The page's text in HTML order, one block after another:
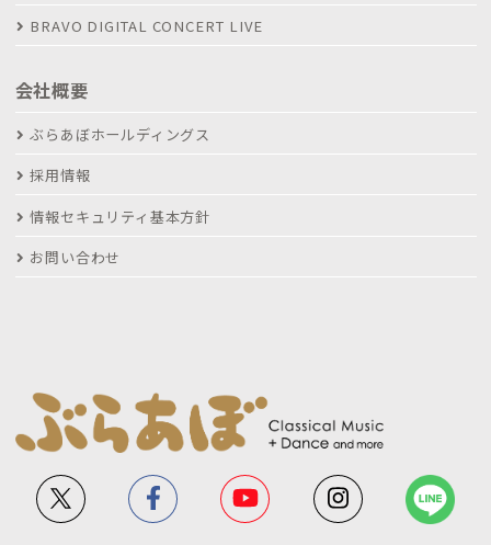
BRAVO DIGITAL CONCERT LIVE
会社概要
ぶらあぼホールディングス
採用情報
情報セキュリティ基本方針
お問い合わせ